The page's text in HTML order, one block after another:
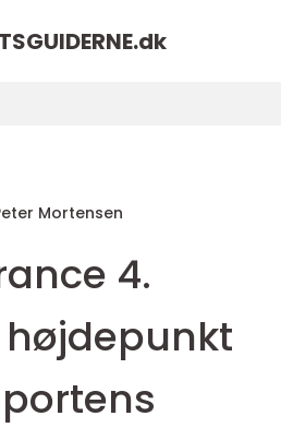
dk
Mortensen
4.
højdepunkt